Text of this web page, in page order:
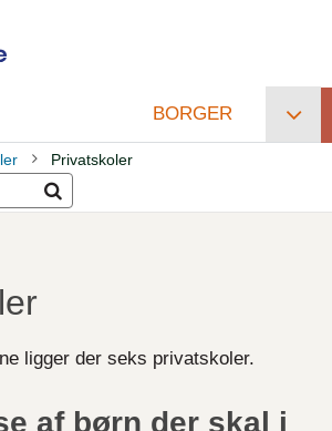
BORGER
Privatskoler
ligger der seks privatskoler.
af børn der skal i